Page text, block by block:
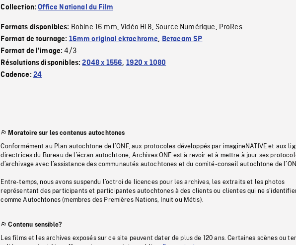
Collection:Office National du Film
Formats disponibles: Bobine 16 mm,Vidéo Hi 8, Source Numérique, ProRes
Format de tournage: 16mm original ektachrome, Betacam SP
Format de l'image:4/3
Résolutions disponibles:2048 x 1556, 1920 x 1080
Cadence: 24
Moratoire sur les contenus autochtones
Conformément au Plan autochtone de l’ONF, aux protocoles développés par imagineNATIVE et aux
directrices du Bureau de l’écran autochtone, Archives ONF est à revoir et à mettre à jour ses
d’archivage avec l’assistance des communautés autochtones et du comité-conseil autochtone de
Entre-temps, nous avons suspendu l’octroi de licences pour les archives, les extraits et les photos
représentant des participants et participantes autochtones à des clients ou clientes qui ne
comme Autochtones (membres des Premières Nations, Inuit ou Métis).
Contenu sensible?
Les films et les archives exposés sur ce site peuvent dater de plus de 120 ans. Certaines scènes ou